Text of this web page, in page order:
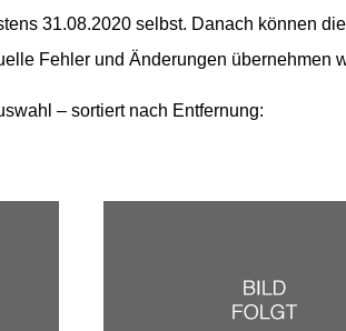
31.08.2020 selbst. Danach können
Fehler und Änderungen übernehmen
– sortiert nach Entfernung: